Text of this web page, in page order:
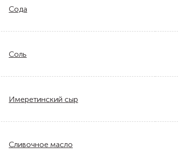
Сода
Соль
Имеретинский сыр
Сливочное масло